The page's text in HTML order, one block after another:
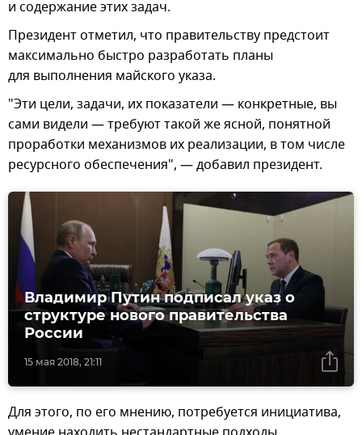
и содержание этих задач.
Президент отметил, что правительству предстоит
максимально быстро разработать планы
для выполнения майского указа.
"Эти цели, задачи, их показатели — конкретные, вы
сами видели — требуют такой же ясной, понятной
проработки механизмов их реализации, в том числе
ресурсного обеспечения", — добавил президент.
15 мая 2018, 21:11
Владимир Путин подписал указ о
структуре нового правительства
России
Для этого, по его мнению, потребуется инициатива,